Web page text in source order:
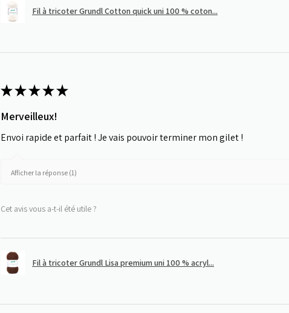
Fil à tricoter Grundl Cotton quick uni 100 % coton...
★★★★★
Merveilleux!
Envoi rapide et parfait ! Je vais pouvoir terminer mon gilet !
Afficher la réponse (1)
Cet avis vous a-t-il été utile ?
Fil à tricoter Grundl Lisa premium uni 100 % acryl...